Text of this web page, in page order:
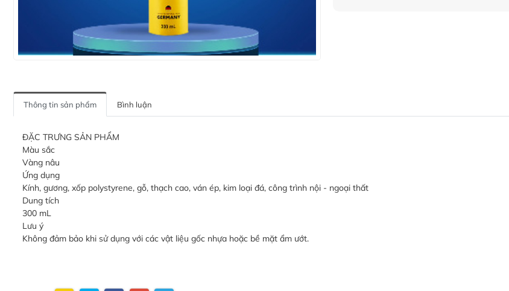
Thông tin sản phẩm Bình luận
ĐẶC TRƯNG SẢN PHẨM
Màu sắc
Vàng nâu
Ứng dụng
Kính, gương, xốp polystyrene, gỗ, thạch cao, ván ép, kim loại đá, công trình nội - ngoại thất
Dung tích
300 mL
Lưu ý
Không đảm bảo khi sử dụng với các vật liệu gốc nhựa hoặc bề mặt ẩm ướt.